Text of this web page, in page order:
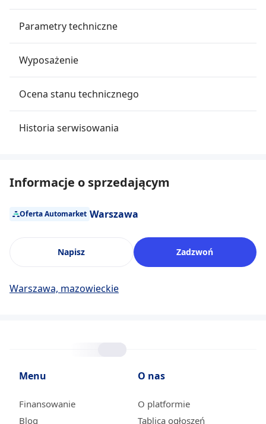
Parametry techniczne
Wyposażenie
Ocena stanu technicznego
Historia serwisowania
Informacje o sprzedającym
Oferta Automarket Warszawa
Napisz Zadzwoń
Warszawa, mazowieckie
Menu
Finansowanie
Blog
O nas
O platformie
Tablica ogłoszeń